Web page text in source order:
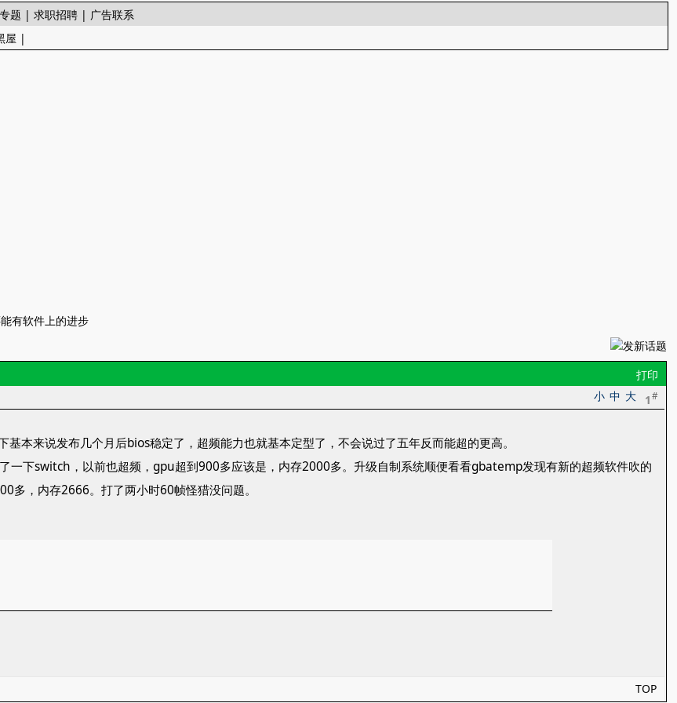
题 |求职招聘 | 广告联系
屋 |
有软件上的进步
打印
1 #
大
中
小
本来说发布几个月后bios稳定了，超频能力也就基本定型了，不会说过了五年反而能超的更高。
一下switch，以前也超频，gpu超到900多应该是，内存2000多。升级自制系统顺便看看gbatemp发现有新的超频软件吹的
多，内存2666。打了两小时60帧怪猎没问题。
TOP